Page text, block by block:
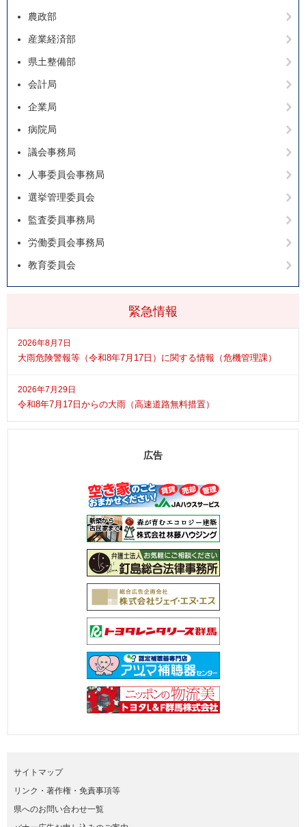
緊急情報
2026年8月7日
大雨危険警報等（令和8年7月17日）に関する情報（危機管理課）
2026年7月29日
令和8年7月17日からの大雨（高速道路無料措置）
農政部
産業経済部
県土整備部
会計局
企業局
病院局
議会事務局
人事委員会事務局
選挙管理委員会
監査委員事務局
労働委員会事務局
教育委員会
広告
サイトマップ
リンク・著作権・免責事項等
県へのお問い合わせ一覧